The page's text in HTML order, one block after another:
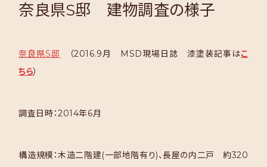
奈良県S邸 建物調査の様子
奈良県S邸 （2016.9月 MSD現場日誌 漆塗装記事はこ
ちら）
調査日時：2014年6月
構造規模：木造二階建(一部地階有り)、長屋の内二戸 約320